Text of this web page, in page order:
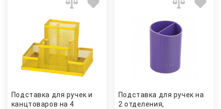
Подставка для ручек и
канцтоваров на 4
Подставка для ручек на
2 отделения,